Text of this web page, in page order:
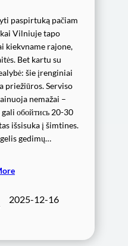
paspirtuką pačiam
Vilniuje tapo
kiekvname rajone,
Bet kartu su
šie įrenginiai
priežiūros. Serviso
nemažai –
обойтись 20-30
išsisuka į šimtines.
gedimų…
2025-12-16